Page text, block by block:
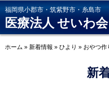
福岡県小郡市・筑紫野市・糸島市
医療法人 せいわ会
ホーム » 新着情報 » ひより » おやつ
新